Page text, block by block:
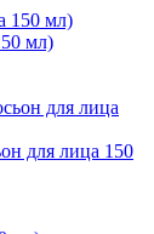
мл)
для лица 150